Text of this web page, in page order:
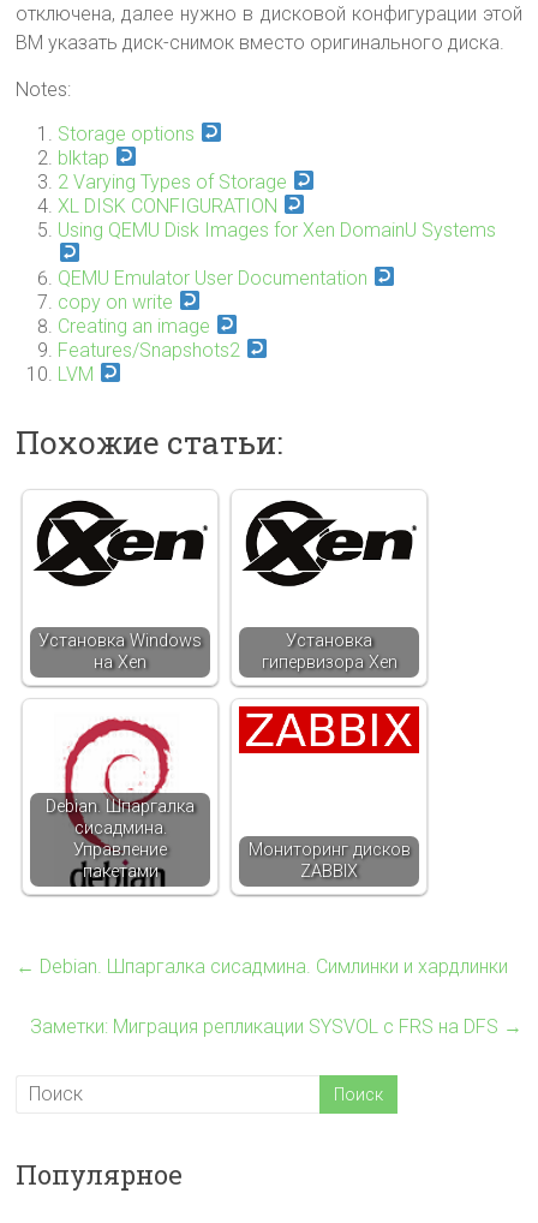
отключена, далее нужно в дисковой конфигурации этой
ВМ указать диск-снимок вместо оригинального диска.
Notes:
Storage options
blktap
2 Varying Types of Storage
XL DISK CONFIGURATION
Using QEMU Disk Images for Xen DomainU Systems
QEMU Emulator User Documentation
copy on write
Creating an image
Features/Snapshots2
LVM
Похожие статьи:
Установка Windows
на Xen
Установка
гипервизора Xen
Debian. Шпаргалка
сисадмина.
Управление
пакетами
Мониторинг дисков
ZABBIX
← Debian. Шпаргалка сисадмина. Симлинки и хардлинки
Заметки: Миграция репликации SYSVOL с FRS на DFS →
Популярное